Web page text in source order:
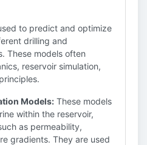
to predict and optimize
drilling and
These models often
reservoir simulation,
Models: These models
within the reservoir,
as permeability,
gradients. They are used